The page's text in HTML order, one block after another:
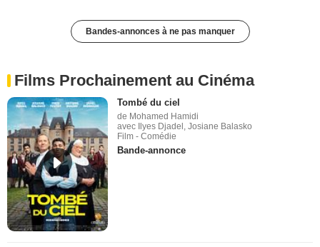
Bandes-annonces à ne pas manquer
Films Prochainement au Cinéma
Tombé du ciel
de Mohamed Hamidi
avec Ilyes Djadel, Josiane Balasko
Film - Comédie
Bande-annonce